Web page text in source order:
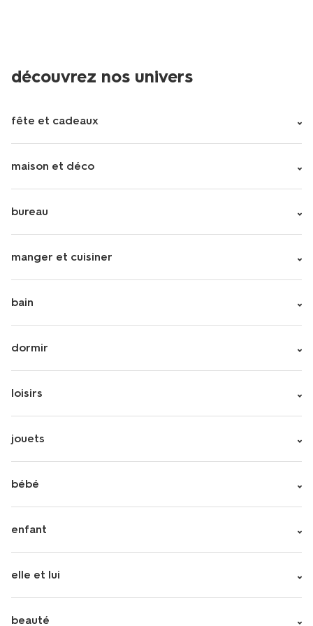
découvrez nos univers
fête et cadeaux
maison et déco
bureau
manger et cuisiner
bain
dormir
loisirs
jouets
bébé
enfant
elle et lui
beauté